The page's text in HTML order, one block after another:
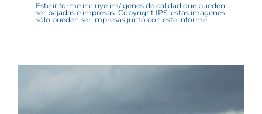
Este informe incluye imágenes de calidad que pueden
ser bajadas e impresas. Copyright IPS, estas imágenes
sólo pueden ser impresas junto con este informe